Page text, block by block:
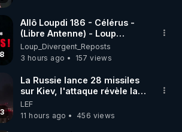
Allô Loupdi 186 - Célérus -
(Libre Antenne) - Loup
Divergent 2026.08.06
Loup_Divergent_Reposts
3 hours ago
157 views
La Russie lance 28 missiles
sur Kiev, l'attaque révèle la
faiblesse de Kiev
LEF
11 hours ago
456 views